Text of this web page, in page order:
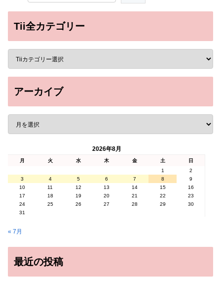
Tii全カテゴリー
アーカイブ
2026年8月
月 火 水 木 金 土
日
1
2
3
4 5 6 7 8
9
10
11 12 13 14 15
16
17
18 19 20 21 22
23
24
25 26 27 28 29
30
31
« 7月
最近の投稿